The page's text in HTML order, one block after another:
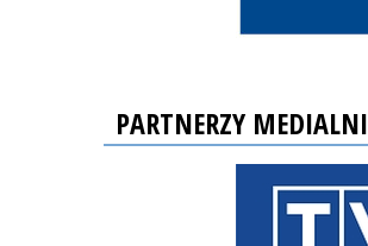
PARTNERZY MEDIALNI